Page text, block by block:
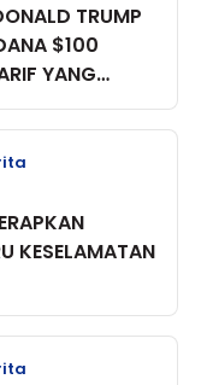
TRUMP
$100
YANG
KESELAMATAN